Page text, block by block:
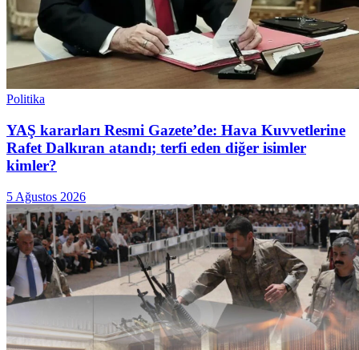
Politika
YAŞ kararları Resmi Gazete’de: Hava Kuvvetlerine
Rafet Dalkıran atandı; terfi eden diğer isimler
kimler?
5 Ağustos 2026